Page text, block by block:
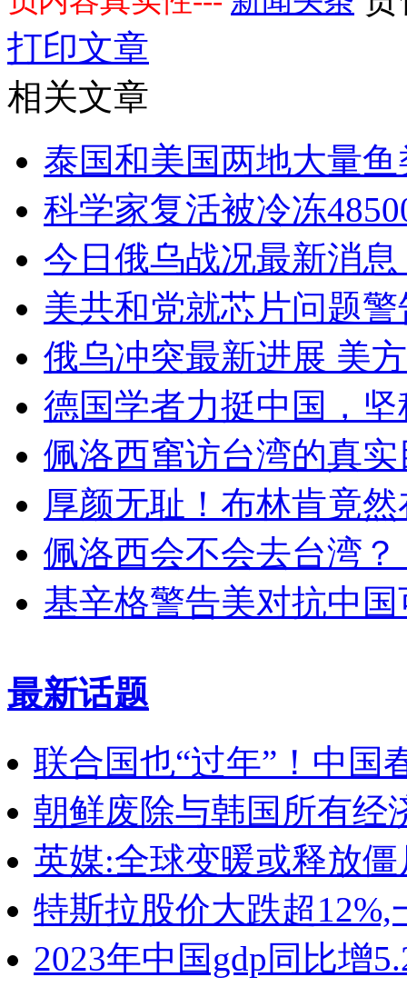
打印文章
相关文章
泰国和美国两地大量
科学家复活被冷冻
今日俄乌战况最新消
美共和党就芯片问题
俄乌冲突最新进展 美
德国学者力挺中国，
佩洛西窜访台湾的真
厚颜无耻！布林肯竟
佩洛西会不会去台湾
基辛格警告美对抗中
最新话题
联合国也“过年”！中国
朝鲜废除与韩国所有经
英媒:全球变暖或释放
特斯拉股价大跌超
2023年中国gdp同比增